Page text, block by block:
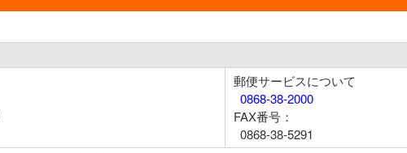
郵便サービスについて
0868-38-2000
FAX番号：
0868-38-5291